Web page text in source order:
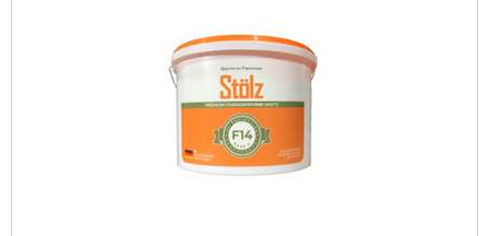
В корзину
Подробнее